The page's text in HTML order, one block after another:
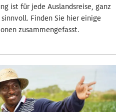
ist für jede Auslandsreise, ganz
Finden Sie hier einige
zusammengefasst.